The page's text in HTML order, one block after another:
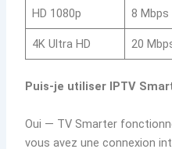
HD 1080p 8 Mbps
4K Ultra HD 20
Puis-je utiliser IPTV
Oui — TV Smarter
vous avez une connexion